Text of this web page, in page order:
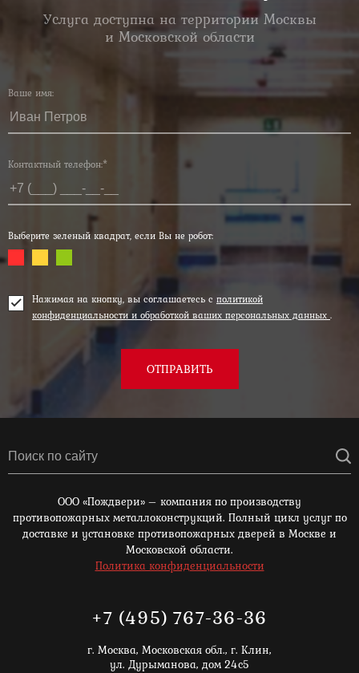
Услуга доступна на территории Москвы
и Московской области
Ваше имя:
Контактный телефон:*
Выберите зеленый квадрат, если Вы не робот:
Нажимая на кнопку, вы соглашаетесь с политикой
конфиденциальности и обработкой ваших персональных данных .
ОТПРАВИТЬ
ООО «Пождвери» – компания по производству
противопожарных металлоконструкций. Полный цикл услуг по
доставке и установке противопожарных дверей в Москве и
Московской области.
Политика конфиденциальности
+7 (495) 767-36-36
г. Москва, Московская обл., г. Клин,
ул. Дурыманова, дом 24с5